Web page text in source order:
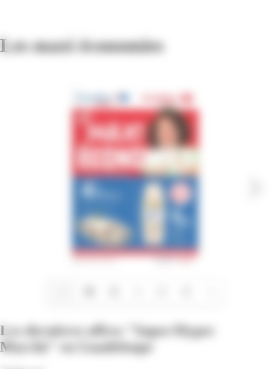
Les maxi économies
Les dernières offres "Super/Hyper
Marché" en Guadeloupe